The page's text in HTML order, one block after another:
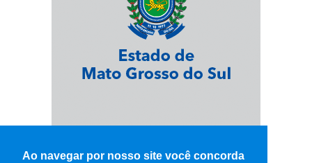
Ao navegar por nosso site você concorda